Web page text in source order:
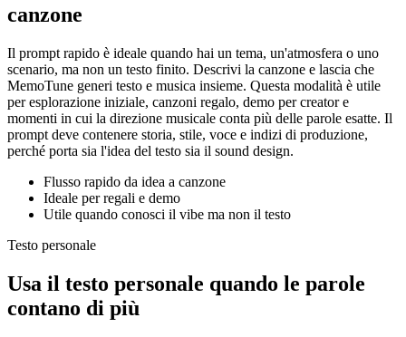
canzone
Il prompt rapido è ideale quando hai un tema, un'atmosfera o uno
scenario, ma non un testo finito. Descrivi la canzone e lascia che
MemoTune generi testo e musica insieme. Questa modalità è utile
per esplorazione iniziale, canzoni regalo, demo per creator e
momenti in cui la direzione musicale conta più delle parole esatte. Il
prompt deve contenere storia, stile, voce e indizi di produzione,
perché porta sia l'idea del testo sia il sound design.
Flusso rapido da idea a canzone
Ideale per regali e demo
Utile quando conosci il vibe ma non il testo
Testo personale
Usa il testo personale quando le parole
contano di più